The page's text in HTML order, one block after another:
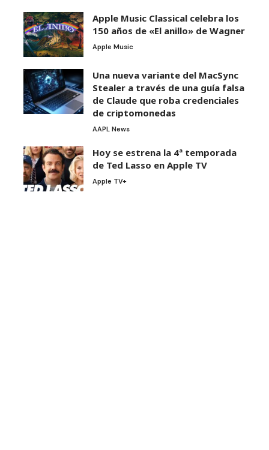
Apple Music Classical celebra los
150 años de «El anillo» de Wagner
Apple Music
Una nueva variante del MacSync
Stealer a través de una guía falsa
de Claude que roba credenciales
de criptomonedas
AAPL News
Hoy se estrena la 4ª temporada
de Ted Lasso en Apple TV
Apple TV+